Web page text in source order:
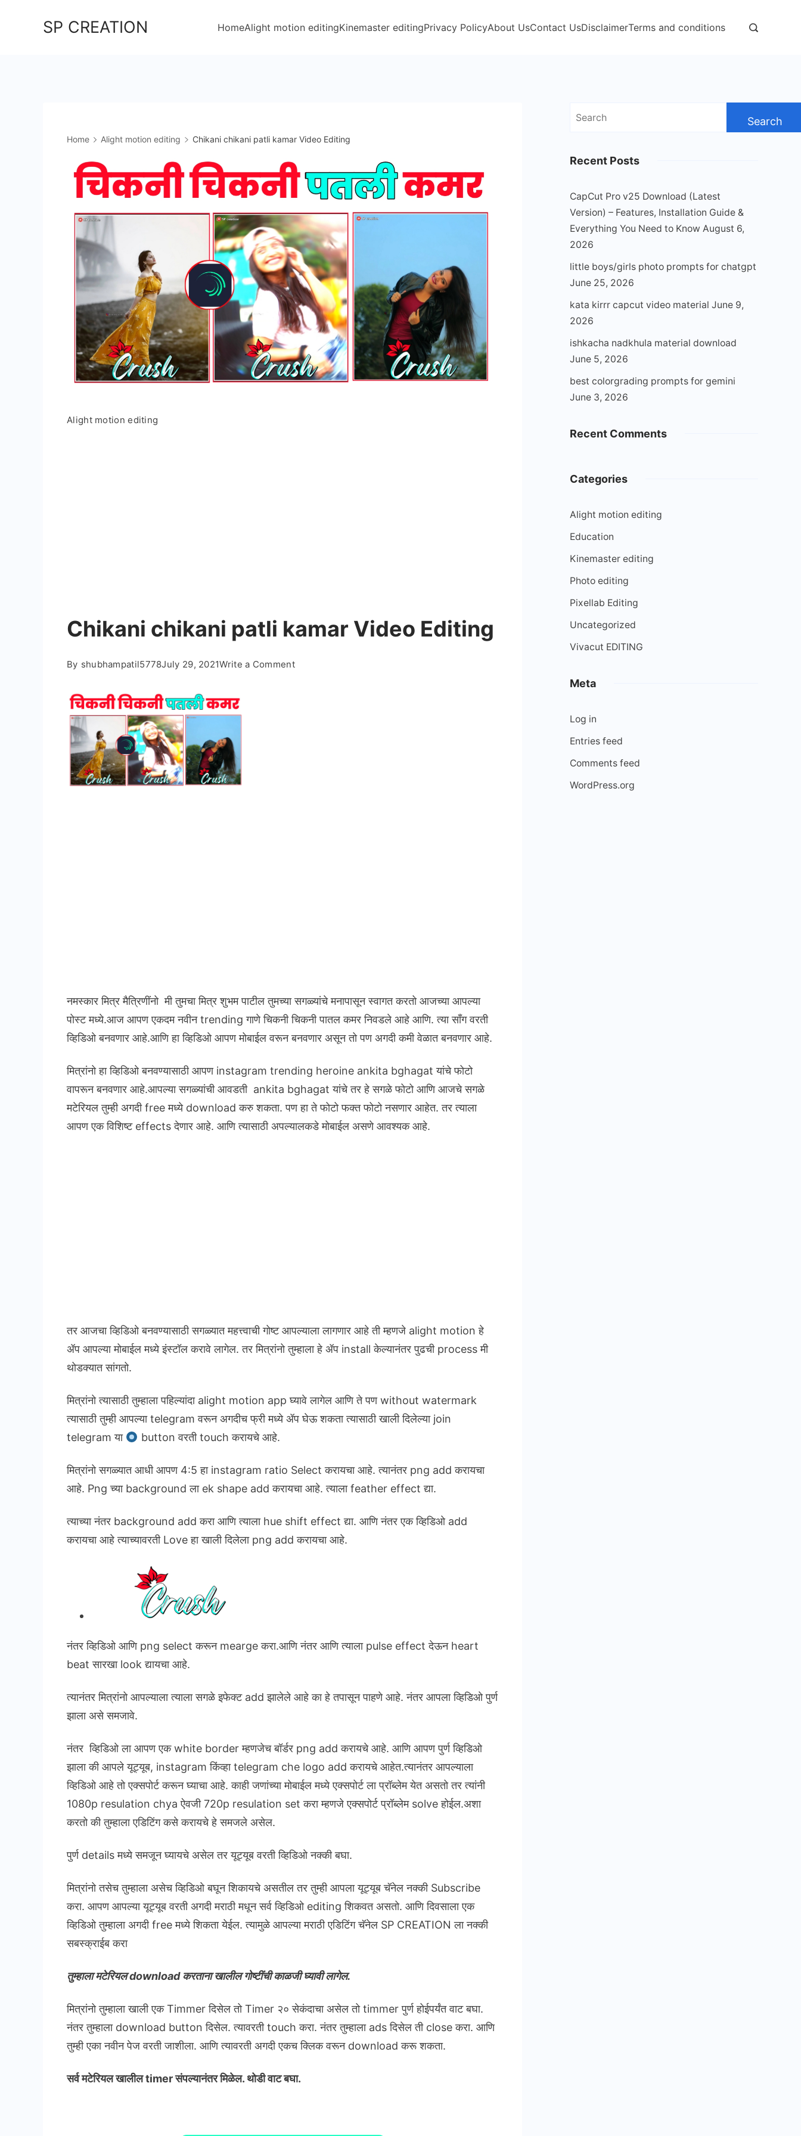
SP CREATION HomeAlight motion editingKinemaster editingPrivacy PolicyAbout UsContact UsDisclaimerTerms and conditions
Home Alight motion editing Chikani chikani patli kamar Video Editing
Alight motion editing
Chikani chikani patli kamar Video Editing
By shubhampatil5778July 29, 2021Write a Commenton
नमस्कार मित्र मैत्रिणींनो मी तुमचा मित्र शुभम पाटील तुमच्या सगळ्यांचे मनापासून स्वागत करतो आजच्या आपल्या
पोस्ट मध्ये.आज आपण एकदम नवीन trending गाणे चिकनी चिकनी पातल कमर निवडले आहे आणि. त्या साँग वरती
व्हिडिओ बनवणार आहे.आणि हा व्हिडिओ आपण मोबाईल वरून बनवणार असून तो पण अगदी कमी वेळात बनवणार आहे.
मित्रांनो हा व्हिडिओ बनवण्यासाठी आपण instagram trending heroine ankita bghagat यांचे फोटो
वापरून बनवणार आहे.आपल्या सगळ्यांची आवडती ankita bghagat यांचे तर हे सगळे फोटो आणि आजचे सगळे
मटेरियल तुम्ही अगदी free मध्ये download करु शकता. पण हा ते फोटो फक्त फोटो नसणार आहेत. तर त्याला
आपण एक विशिष्ट effects देणार आहे. आणि त्यासाठी अपल्यालकडे मोबाईल असणे आवश्यक आहे.
तर आजचा व्हिडिओ बनवण्यासाठी सगळ्यात महत्त्वाची गोष्ट आपल्याला लागणार आहे ती म्हणजे alight motion हे
ॲप आपल्या मोबाईल मध्ये इंस्टॉल करावे लागेल. तर मित्रांनो तुम्हाला हे ॲप install केल्यानंतर पुढची process मी
थोडक्यात सांगतो.
मित्रांनो त्यासाठी तुम्हाला पहिल्यांदा alight motion app घ्यावे लागेल आणि ते पण without watermark
त्यासाठी तुम्ही आपल्या telegram वरून अगदीच फ्री मध्ये ॲप घेऊ शकता त्यासाठी खाली दिलेल्या join
telegram या
button वरती touch करायचे आहे.
मित्रांनो सगळ्यात आधी आपण 4:5 हा instagram ratio Select करायचा आहे. त्यानंतर png add करायचा
आहे. Png च्या background ला ek shape add करायचा आहे. त्याला feather effect द्या.
त्याच्या नंतर background add करा आणि त्याला hue shift effect द्या. आणि नंतर एक व्हिडिओ add
करायचा आहे त्याच्यावरती Love हा खाली दिलेला png add करायचा आहे.
नंतर व्हिडिओ आणि png select करून mearge करा.आणि नंतर आणि त्याला pulse effect देऊन heart
beat सारखा look द्यायचा आहे.
त्यानंतर मित्रांनो आपल्याला त्याला सगळे इफेक्ट add झालेले आहे का हे तपासून पाहणे आहे. नंतर आपला व्हिडिओ पुर्ण
झाला असे समजावे.
नंतर व्हिडिओ ला आपण एक white border म्हणजेच बॉर्डर png add करायचे आहे. आणि आपण पुर्ण व्हिडिओ
झाला की आपले यूट्यूब, instagram किंव्हा telegram che logo add करायचे आहेत.त्यानंतर आपल्याला
व्हिडिओ आहे तो एक्सपोर्ट करून घ्याचा आहे. काही जणांच्या मोबाईल मध्ये एक्सपोर्ट ला प्रॉब्लेम येत असतो तर त्यांनी
1080p resulation chya ऐवजी 720p resulation set करा म्हणजे एक्सपोर्ट प्रॉब्लेम solve होईल.अशा
करतो की तुम्हाला एडिटिंग कसे करायचे हे समजले असेल.
पुर्ण details मध्ये समजून घ्यायचे असेल तर यूट्यूब वरती व्हिडिओ नक्की बघा.
मित्रांनो तसेच तुम्हाला असेच व्हिडिओ बघून शिकायचे असतील तर तुम्ही आपला यूट्यूब चॅनेल नक्की Subscribe
करा. आपण आपल्या यूट्यूब वरती अगदी मराठी मधून सर्व व्हिडिओ editing शिकवत असतो. आणि दिवसाला एक
व्हिडिओ तुम्हाला अगदी free मध्ये शिकता येईल. त्यामुळे आपल्या मराठी एडिटिंग चॅनेल SP CREATION ला नक्की
सबस्क्राईब करा
तुम्हाला मटेरियल download करताना खालील गोष्टींची काळजी घ्यावी लागेल.
मित्रांनो तुम्हाला खाली एक Timmer दिसेल तो Timer २० सेकंदाचा असेल तो timmer पुर्ण होईपर्यंत वाट बघा.
नंतर तुम्हाला download button दिसेल. त्यावरती touch करा. नंतर तुम्हाला ads दिसेल ती close करा. आणि
तुम्ही एका नवीन पेज वरती जाशीला. आणि त्यावरती अगदी एकच क्लिक वरून download करू शकता.
सर्व मटेरियल खालील timer संपल्यानंतर मिळेल. थोडी वाट बघा.
Search
Recent Posts
CapCut Pro v25 Download (Latest
Version) – Features, Installation Guide &
Everything You Need to Know August 6,
2026
little boys/girls photo prompts for chatgpt
June 25, 2026
kata kirrr capcut video material June 9,
2026
ishkacha nadkhula material download
June 5, 2026
best colorgrading prompts for gemini
June 3, 2026
Recent Comments
Categories
Alight motion editing
Education
Kinemaster editing
Photo editing
Pixellab Editing
Uncategorized
Vivacut EDITING
Meta
Log in
Entries feed
Comments feed
WordPress.org